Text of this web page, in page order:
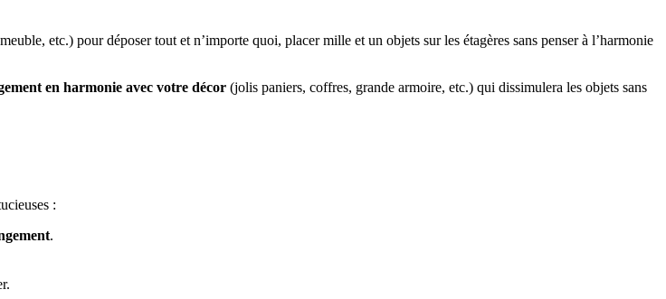
etc.) pour déposer tout et n’importe quoi, placer mille et un objets sur les étagères sans penser à l’harmonie
en harmonie avec votre décor (jolis paniers, coffres, grande armoire, etc.) qui dissimulera les objets sans
:
.